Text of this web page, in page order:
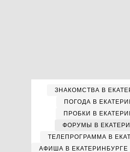
ЗНАКОМСТВА В
ПОГОДА В
ПРОБКИ В
ФОРУМЫ В
ТЕЛЕПРОГРАММА В
АФИША В ЕКАТЕРИНБУРГЕ